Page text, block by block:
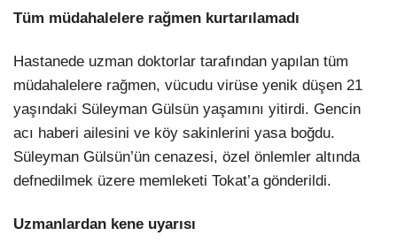
Tüm müdahalelere rağmen kurtarılamadı
Hastanede uzman doktorlar tarafından yapılan tüm
müdahalelere rağmen, vücudu virüse yenik düşen 21
yaşındaki Süleyman Gülsün yaşamını yitirdi. Gencin
acı haberi ailesini ve köy sakinlerini yasa boğdu.
Süleyman Gülsün’ün cenazesi, özel önlemler altında
defnedilmek üzere memleketi Tokat’a gönderildi.
Uzmanlardan kene uyarısı